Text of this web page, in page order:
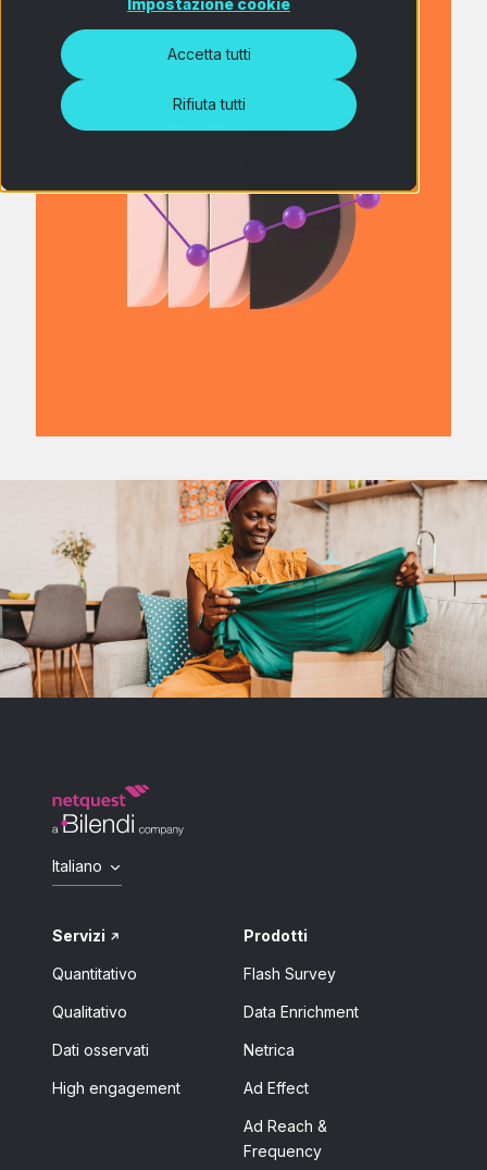
Impostazione cookie
Accetta tutti
Rifiuta tutti
Italiano
Servizi
Quantitativo
Qualitativo
Dati osservati
High engagement
Prodotti
Flash Survey
Data Enrichment
Netrica
Ad Effect
Ad Reach &
Frequency